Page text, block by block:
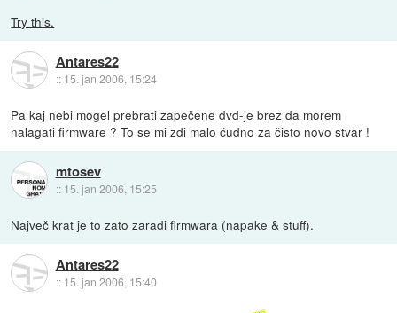
Try this.
Antares22
:: 15. jan 2006, 15:24
Pa kaj nebi mogel prebrati zapečene dvd-je brez da morem
nalagati firmware ? To se mi zdi malo čudno za čisto novo stvar !
mtosev
:: 15. jan 2006, 15:25
Največ krat je to zato zaradi firmwara (napake & stuff).
Antares22
:: 15. jan 2006, 15:40